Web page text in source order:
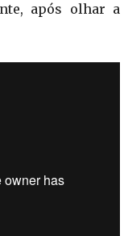
após olhar a